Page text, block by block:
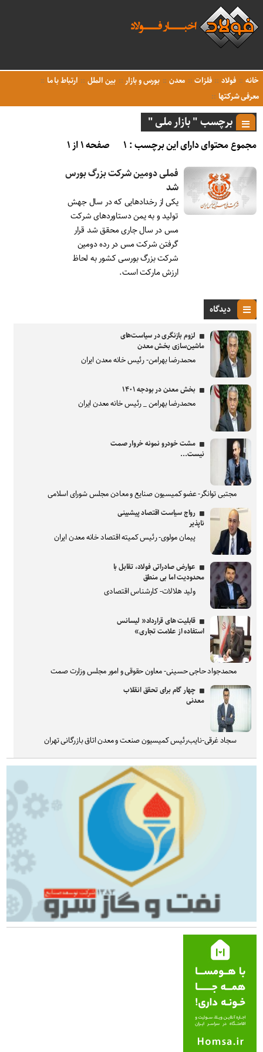
خانه فولاد فلزات معدن بورس و بازار بین الملل
ارتباط با ما
معرفی شرکتها
برچسب " بازار ملی "
مجموع محتوای دارای این برچسب : ۱
صفحه ۱ از ۱
فملی دومین شرکت بزرگ بورس
شد
یکی از رخدادهایی که در سال جهش
تولید و به یمن دستاوردهای شرکت
مس در سال جاری محقق شد قرار
گرفتن شرکت مس در رده دومین
شرکت بزرگ بورسی کشور به لحاظ
ارزش مارکت است.
دیدگاه
لزوم بازنگری در سیاست‌های
ماشین‌سازی بخش معدن
محمدرضا بهرامن- رئیس خانه معدن ایران
بخش معدن در بودجه ۱۴۰۱
محمدرضا بهرامن _ رئیس خانه معدن ایران
مشت خودرو نمونه خروار صمت
نیست...
مجتبی توانگر- عضو کمیسیون صنایع و معادن مجلس شورای اسلامی
رواج سیاست اقتصاد پیشبینی
ناپذیر
پیمان مولوی- رئیس کمیته اقتصاد خانه معدن ایران
عوارض صادراتی فولاد، تقابل با
محدودیت اما بی منطق
ولید هلالات- کارشناس اقتصادی
قابلیت های قرارداد« لیسانس
استفاده از علامت تجاری»
محمدجواد حاجی حسینی- معاون حقوقی و امور مجلس وزارت صمت
چهار گام برای تحقق انقلاب
معدنی
سجاد غرقی-نایب‌رئیس کمیسیون صنعت و معدن اتاق بازرگانی تهران